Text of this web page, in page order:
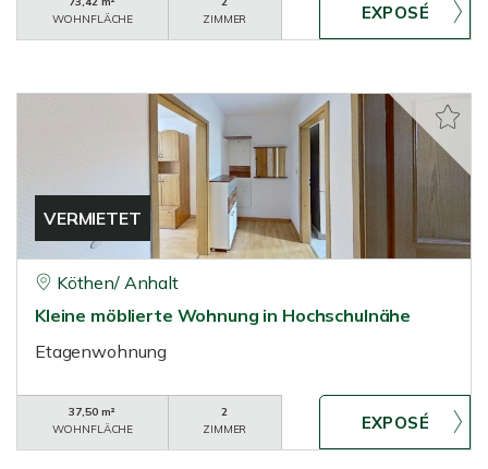
WOHNFLÄCHE
ZIMMER
VERMIETET
Köthen/ Anhalt
Kleine möblierte Wohnung in Hochschulnähe
Etagenwohnung
37,50 m²
WOHNFLÄCHE
2
ZIMMER